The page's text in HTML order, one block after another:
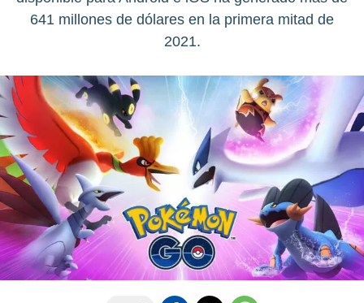
641 millones de dólares en la primera mitad de
2021.